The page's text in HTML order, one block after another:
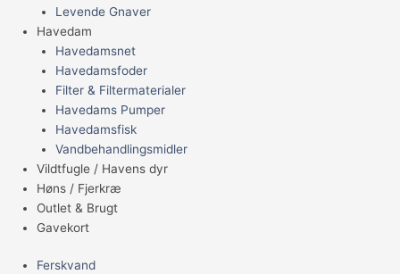
Levende Gnaver
Havedam
Havedamsnet
Havedamsfoder
Filter & Filtermaterialer
Havedams Pumper
Havedamsfisk
Vandbehandlingsmidler
Vildtfugle / Havens dyr
Høns / Fjerkræ
Outlet & Brugt
Gavekort
Ferskvand